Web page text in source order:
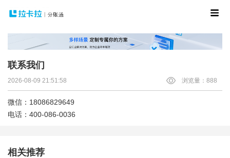
联系我们
浏览量：888
2026-08-09 21:51:58
微信：18086829649
电话：400-086-0036
相关推荐